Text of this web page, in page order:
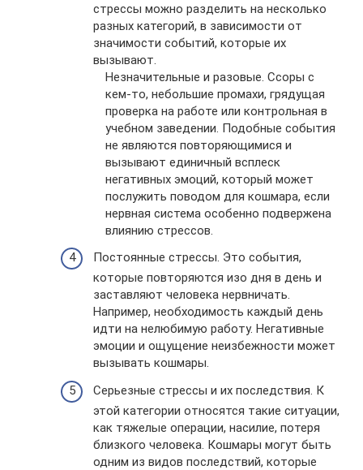
стрессы можно разделить на несколько
разных категорий, в зависимости от
значимости событий, которые их
вызывают.
Незначительные и разовые. Ссоры с
кем-то, небольшие промахи, грядущая
проверка на работе или контрольная в
учебном заведении. Подобные события
не являются повторяющимися и
вызывают единичный всплеск
негативных эмоций, который может
послужить поводом для кошмара, если
нервная система особенно подвержена
влиянию стрессов.
Постоянные стрессы. Это события,
которые повторяются изо дня в день и
заставляют человека нервничать.
Например, необходимость каждый день
идти на нелюбимую работу. Негативные
эмоции и ощущение неизбежности может
вызывать кошмары.
Серьезные стрессы и их последствия. К
этой категории относятся такие ситуации,
как тяжелые операции, насилие, потеря
близкого человека. Кошмары могут быть
одним из видов последствий, которые